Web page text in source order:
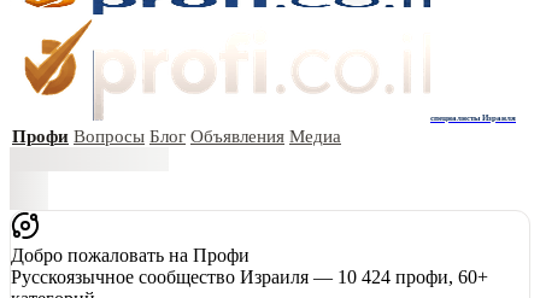
специалисты Израиля
Профи Вопросы Блог Объявления Медиа
Добро пожаловать на Профи
Русскоязычное сообщество Израиля — 10 424 профи, 60+